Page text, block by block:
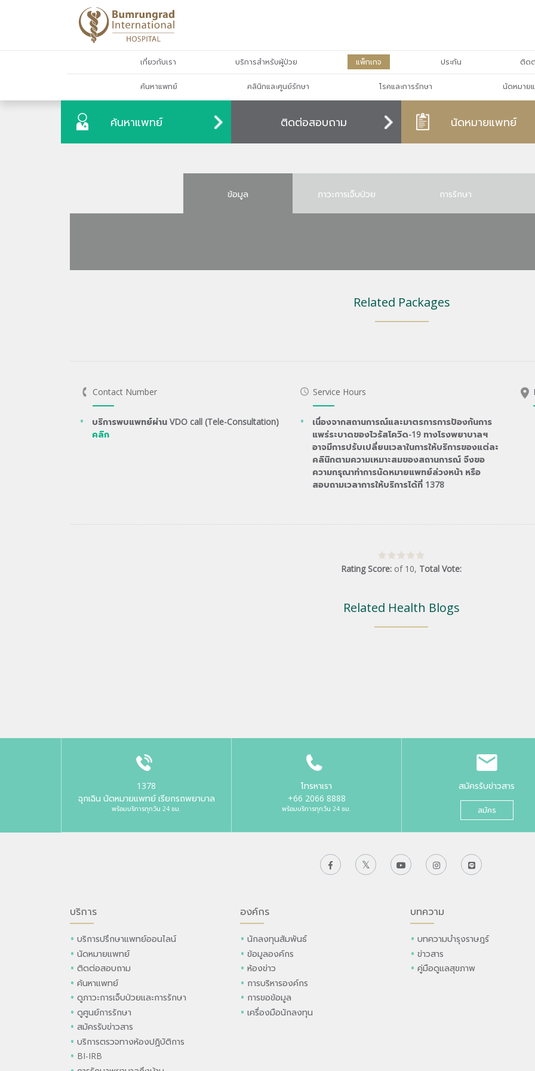
เกี่ยวกับเรา บริการสำหรับผู้ป่วย แพ็กเกจ ประกัน ติดต่
ค้นหาแพทย์ คลินิกและศูนย์รักษา โรคและการรักษา นัดหมาย
ค้นหาแพทย์ ติดต่อสอบถาม นัดหมายแพทย์
ข้อมูล ภาวะการเจ็บป่วย การรักษา
Related Packages
Contact Number
บริการพบแพทย์ผ่าน VDO call (Tele-Consultation)
คลิก
Service Hours
เนื่องจากสถานการณ์และมาตรการการป้องกันการ
แพร่ระบาดของไวรัสโควิด-19 ทางโรงพยาบาลฯ
อาจมีการปรับเปลี่ยนเวลาในการให้บริการของแต่ละ
คลินิกตามความเหมาะสมของสถานการณ์ จึงขอ
ความกรุณาทำการนัดหมายแพทย์ล่วงหน้า หรือ
สอบถามเวลาการให้บริการได้ที่ 1378
Rating Score: of 10, Total Vote:
Related Health Blogs
1378
ฉุกเฉิน นัดหมายแพทย์ เรียกรถพยาบาล
พร้อมบริการทุกวัน 24 ชม.
โทรหาเรา
+66 2066 8888
พร้อมบริการทุกวัน 24 ชม.
สมัครรับข่าวสาร
สมัคร
บริการ
บริการปรึกษาแพทย์ออนไลน์
นัดหมายแพทย์
ติดต่อสอบถาม
ค้นหาแพทย์
ดูภาวะการเจ็บป่วยและการรักษา
ดูศูนย์การรักษา
สมัครรับข่าวสาร
บริการตรวจทางห้องปฏิบัติการ
BI-IRB
องค์กร
นักลงทุนสัมพันธ์
ข้อมูลองค์กร
ห้องข่าว
การบริหารองค์กร
การขอข้อมูล
เครื่องมือนักลงทุน
บทความ
บทความบำรุงราษฎร์
ข่าวสาร
คู่มือดูแลสุขภาพ